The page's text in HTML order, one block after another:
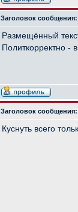
Заголовок сообщения:
Размещённый
Политкорректно -
Заголовок сообщения:
Куснуть всего